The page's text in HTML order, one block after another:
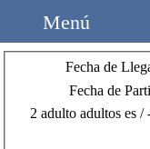
Menú
Fecha de
Fecha de
2 adulto adultos es /